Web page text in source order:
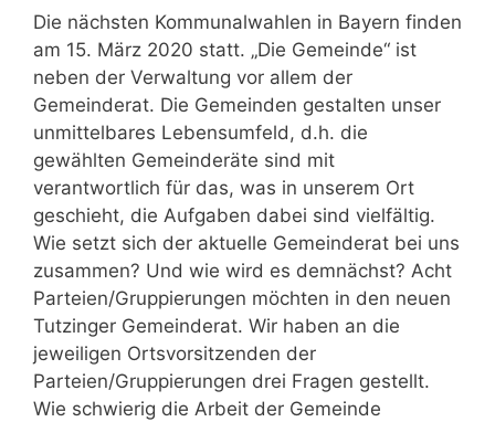
Die nächsten Kommunalwahlen in Bayern finden
am 15. März 2020 statt. „Die Gemeinde“ ist
neben der Verwaltung vor allem der
Gemeinderat. Die Gemeinden gestalten unser
unmittelbares Lebensumfeld, d.h. die
gewählten Gemeinderäte sind mit
verantwortlich für das, was in unserem Ort
geschieht, die Aufgaben dabei sind vielfältig.
Wie setzt sich der aktuelle Gemeinderat bei uns
zusammen? Und wie wird es demnächst? Acht
Parteien/Gruppierungen möchten in den neuen
Tutzinger Gemeinderat. Wir haben an die
jeweiligen Ortsvorsitzenden der
Parteien/Gruppierungen drei Fragen gestellt.
Wie schwierig die Arbeit der Gemeinde